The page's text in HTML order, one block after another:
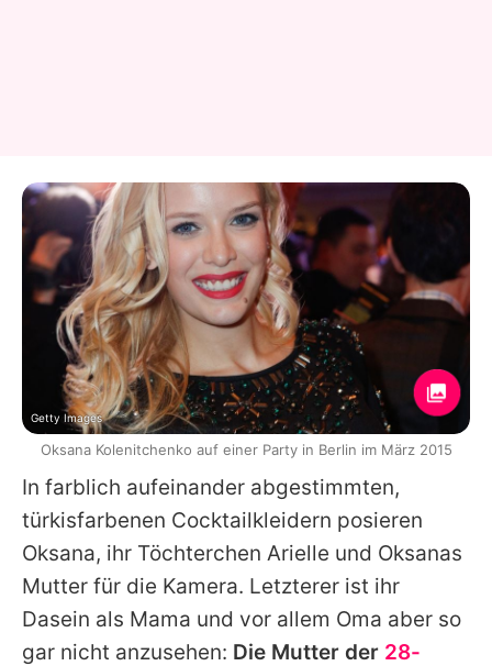
In farblich aufeinander abgestimmten,
türkisfarbenen Cocktailkleidern posieren
Oksana, ihr Töchterchen Arielle und Oksanas
Mutter für die Kamera. Letzterer ist ihr
Dasein als Mama und vor allem Oma aber so
gar nicht anzusehen: Die Mutter der 28-
Getty Images
Oksana Kolenitchenko auf einer Party in Berlin im März 2015